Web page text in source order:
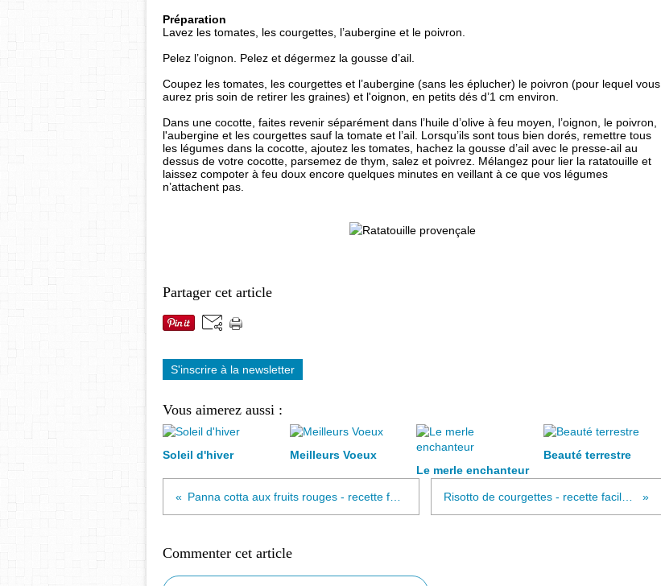
Préparation
Lavez les tomates, les courgettes, l’aubergine et le poivron.
Pelez l’oignon.
Pelez et dégermez la gousse d’ail.
Coupez les tomates, les courgettes et l’aubergine (sans les éplucher) le poivron (pour lequel vous
aurez pris soin de retirer les graines) et l'oignon, en petits dés d’1 cm environ.
Dans une cocotte, faites revenir séparément dans l’huile d’olive à feu moyen, l’oignon, le poivron,
l'aubergine et les courgettes sauf la tomate et l’ail. L orsqu’ils sont tous bien dorés, remettre tous
les légumes dans la cocotte, ajoutez les tomates, hachez la gousse d’ail avec le presse-ail au
dessus de votre cocotte, parsemez de thym, salez et poivrez. Mélangez pour lier la ratatouille et
laissez compoter à feu doux encore quelques minutes en veillant à ce que vos légumes
n’attachent pas.
Partager cet article
S'inscrire à la newsletter
Vous aimerez aussi :
Soleil d'hiver
Meilleurs Voeux
Le merle enchanteur
Beauté terrestre
Commenter cet article